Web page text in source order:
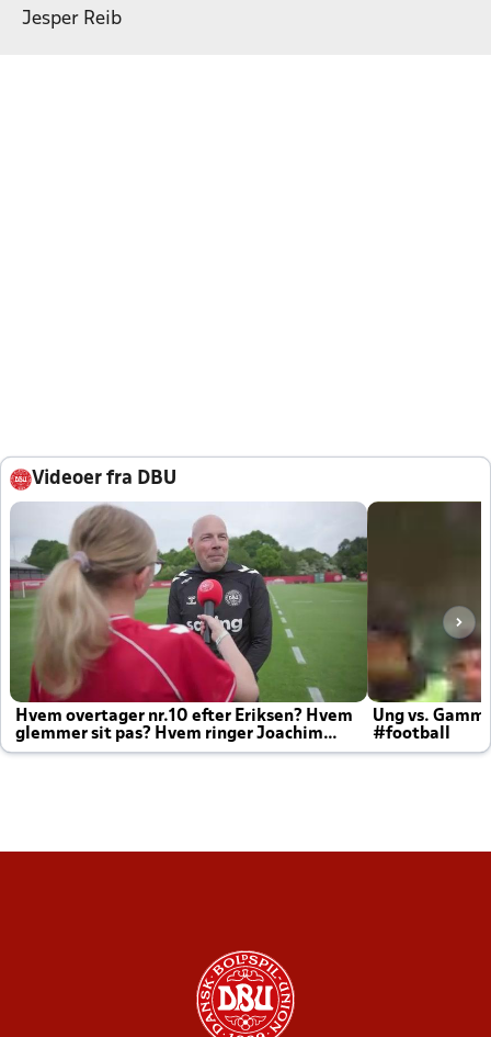
Jesper Reib
Videoer fra DBU
Hvem overtager nr.10 efter Eriksen? Hvem
glemmer sit pas? Hvem ringer Joachim
altid til efter kampe?
Ung vs.
#football